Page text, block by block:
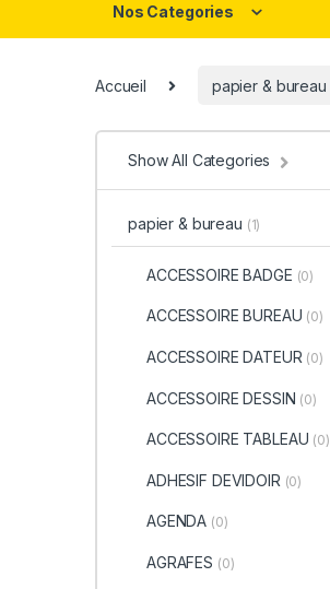
Nos Categories
Accueil papier & bureau
Show All Categories
papier & bureau (1)
ACCESSOIRE BADGE (0)
ACCESSOIRE BUREAU (0)
ACCESSOIRE DATEUR (0)
ACCESSOIRE DESSIN (0)
ACCESSOIRE TABLEAU (0)
ADHESIF DEVIDOIR (0)
AGENDA (0)
AGRAFES (0)